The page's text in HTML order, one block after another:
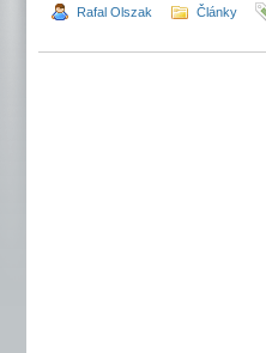
Rafal Olszak Články